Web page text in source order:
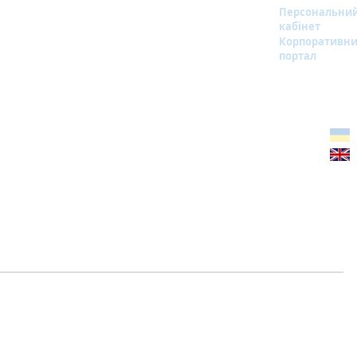
кабінет
портал